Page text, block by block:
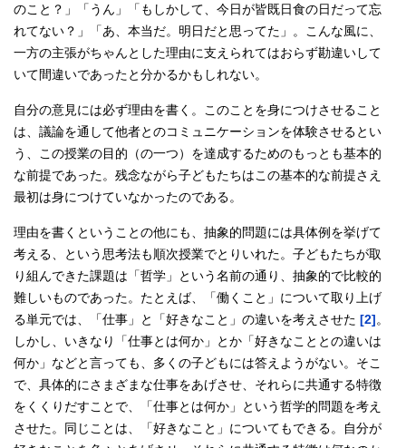
のこと？」「うん」「もしかして、今日が皆既日食の日だって忘
れてない？」「あ、本当だ。明日だと思ってた」。こんな風に、
一方の主張がちゃんとした理由に支えられてはおらず勘違いして
いて間違いであったと分かるかもしれない。
自分の意見には必ず理由を書く。このことを身につけさせること
は、議論を通して他者とのコミュニケーションを体験させるとい
う、この授業の目的（の一つ）を達成するためのもっとも基本的
な前提であった。残念ながら子どもたちはこの基本的な前提さえ
最初は身につけていなかったのである。
理由を書くということの他にも、抽象的問題には具体例を挙げて
考える、という思考法も順次授業でとりいれた。子どもたちが取
り組んできた課題は「哲学」という名前の通り、抽象的で比較的
難しいものであった。たとえば、「働くこと」について取り上げ
る単元では、「仕事」と「好きなこと」の違いを考えさせた [2] 。
しかし、いきなり「仕事とは何か」とか「好きなこととの違いは
何か」などと言っても、多くの子どもには答えようがない。そこ
で、具体的にさまざまな仕事をあげさせ、それらに共通する特徴
をくくりだすことで、「仕事とは何か」という哲学的問題を考え
させた。同じことは、「好きなこと」についてもできる。自分が